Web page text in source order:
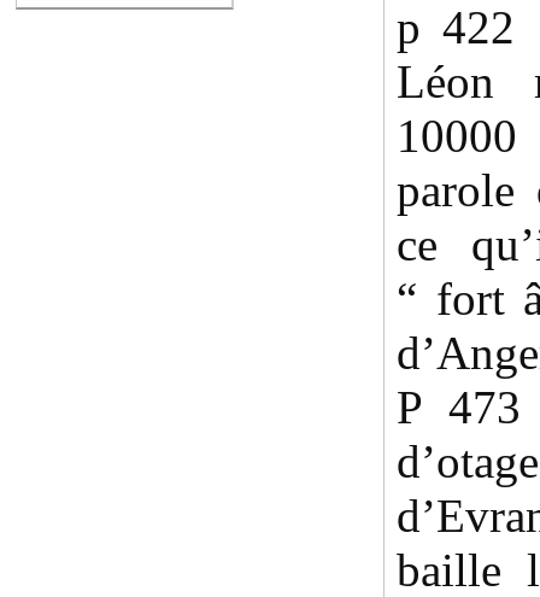
p
Léon
parole
ce
“ fort
P
baille